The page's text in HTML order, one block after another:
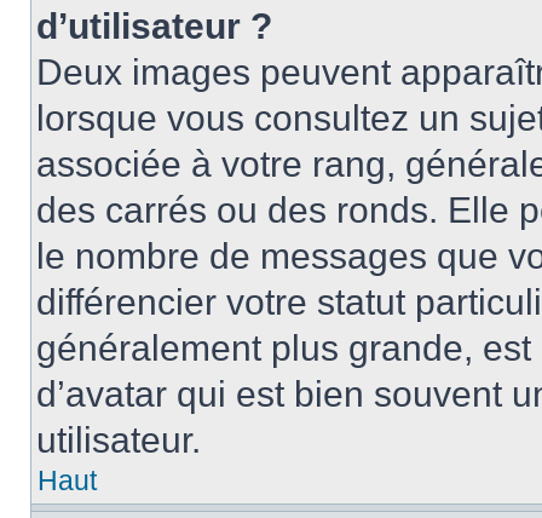
d’utilisateur ?
Deux images peuvent
lorsque vous consultez un
associée à votre rang,
des carrés ou des ronds. Elle
le nombre de messages que
différencier votre statut
généralement plus grande,
d’avatar qui est bien souvent
utilisateur.
Haut